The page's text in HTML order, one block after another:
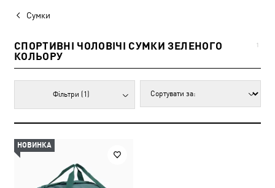
Сумки
СПОРТИВНІ ЧОЛОВІЧІ СУМКИ ЗЕЛЕНОГО
КОЛЬОРУ
1
Фільтри (1)
НОВИНКА